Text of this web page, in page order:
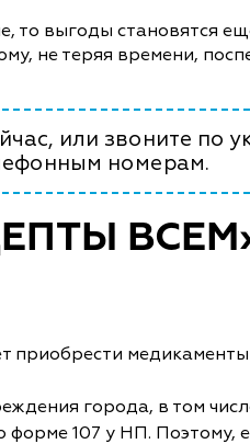
то выгоды становятся
не теряя времени,
или звоните по
номерам.
приобрести
города, в том
107 у НП. Поэтому,